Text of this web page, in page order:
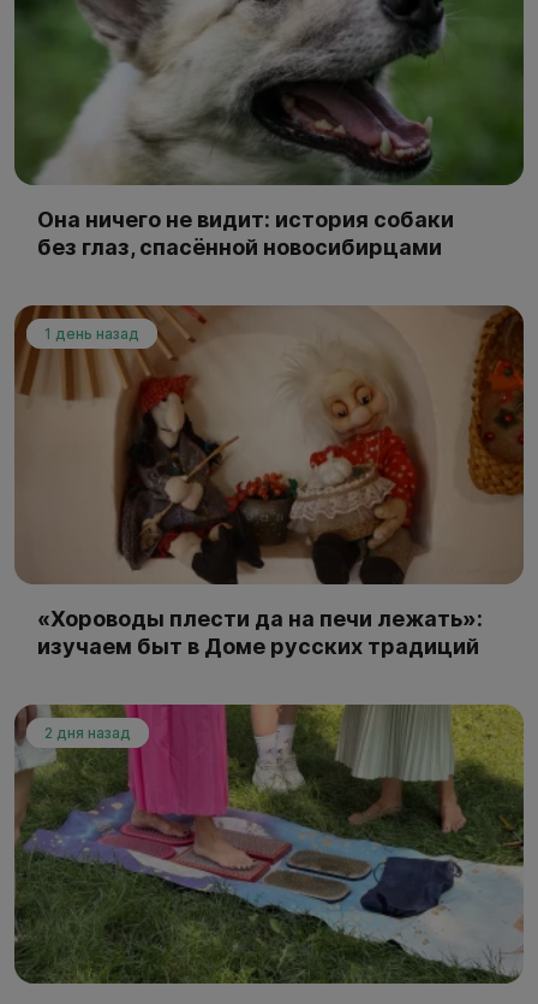
Она ничего не видит: история собаки
без глаз, спасённой новосибирцами
1 день назад
«Хороводы плести да на печи лежать»:
изучаем быт в Доме русских традиций
2 дня назад